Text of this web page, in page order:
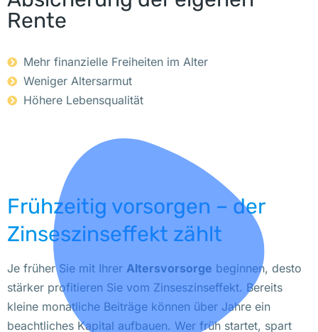
Rente
Mehr finanzielle Freiheiten im Alter
Weniger Altersarmut
Höhere Lebensqualität
Frühzeitig vorsorgen – der
Zinseszinseffekt zählt
Je früher Sie mit Ihrer Altersvorsorge beginnen, desto
stärker profitieren Sie vom Zinseszinseffekt. Bereits
kleine monatliche Beiträge können über Jahre ein
beachtliches Kapital aufbauen. Wer früh startet, spart